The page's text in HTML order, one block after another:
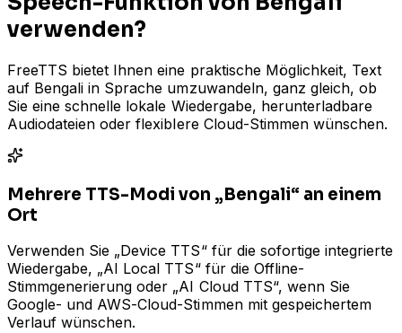
verwenden?
FreeTTS bietet Ihnen eine praktische Möglichkeit, Text
auf Bengali in Sprache umzuwandeln, ganz gleich, ob
Sie eine schnelle lokale Wiedergabe, herunterladbare
Audiodateien oder flexiblere Cloud-Stimmen wünschen.
Mehrere TTS-Modi von „Bengali“ an einem
Ort
Verwenden Sie „Device TTS“ für die sofortige integrierte
Wiedergabe, „AI Local TTS“ für die Offline-
Stimmgenerierung oder „AI Cloud TTS“, wenn Sie
Google- und AWS-Cloud-Stimmen mit gespeichertem
Verlauf wünschen.